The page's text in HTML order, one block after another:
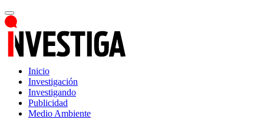
Inicio
Investigación
Investigando
Publicidad
Medio Ambiente